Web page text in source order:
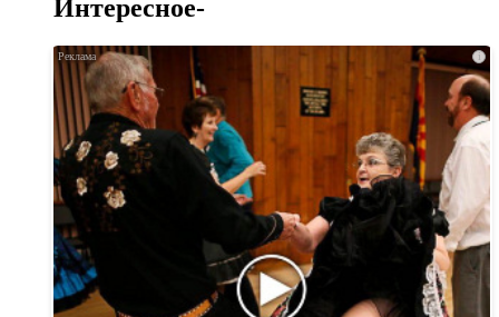
Интересное-
i